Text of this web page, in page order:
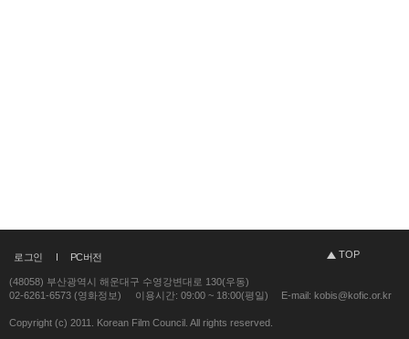
로그인 PC버전 TOP
(48058) 부산광역시 해운대구 수영강변대로 130(우동)
02-6261-6573 (영화정보)
이용시간: 09:00 ~ 18:00(평일) E-mail: kobis@kofic.or.kr
Copyright (c) 2011. Korean Film Council. All rights reserved.